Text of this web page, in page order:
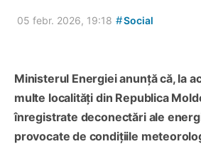
05 febr. 2026, 19:18 #Social
Ministerul Energiei anunță că, la
multe localități din Republica
înregistrate deconectări ale
provocate de condițiile